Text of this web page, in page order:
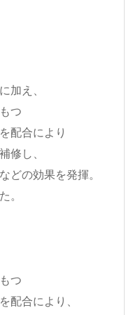
加え、
つ
配合により
修し、
どの効果を発揮。
。
つ
配合により、